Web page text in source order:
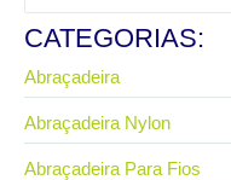
CATEGORIAS:
Abraçadeira
Abraçadeira Nylon
Abraçadeira Para Fios